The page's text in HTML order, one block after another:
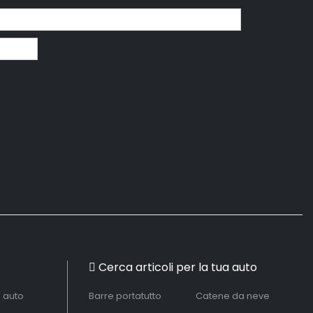
auto
Cerca articoli per la tua auto
Barre portatutto
Catene da neve